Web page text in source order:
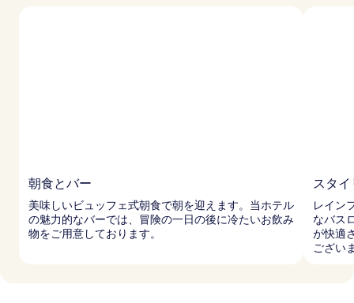
朝食とバー
美味しいビュッフェ式朝食で朝を迎えます。当ホテル
の魅力的なバーでは、冒険の一日の後に冷たいお飲み
物をご用意しております。
スタ
レイン
なバス
が快適
ござい